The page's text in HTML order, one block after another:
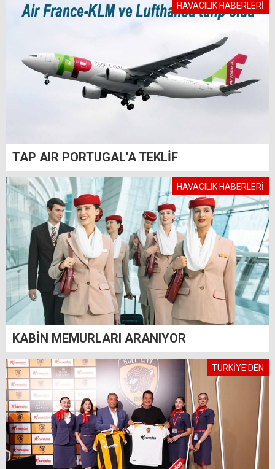
HAVACILIK HABERLERİ
TAP AIR PORTUGAL'A TEKLİF
HAVACILIK HABERLERİ
KABİN MEMURLARI ARANIYOR
TÜRKİYE'DEN